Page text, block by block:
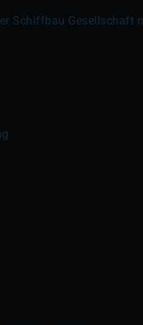
Schiffbau Gesellschaft